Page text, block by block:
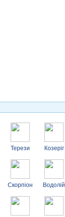
Терези
Скорпіон
Козеріг
Водолій